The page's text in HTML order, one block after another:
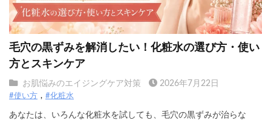
毛穴の黒ずみを解消したい！化粧水の選び方・使い
方とスキンケア
お肌悩みのエイジングケア対策 2026年7月22日
#使い方 #化粧水
あなたは、いろんな化粧水を試しても、毛穴の黒ずみが治らな